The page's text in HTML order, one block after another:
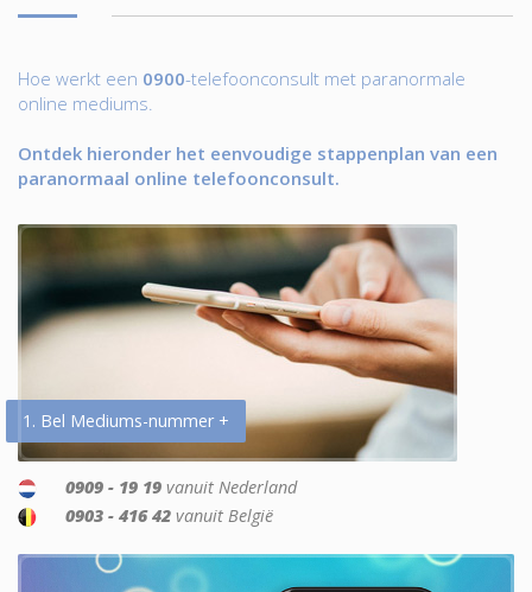
Hoe werkt een 0900-telefoonconsult met paranormale
online mediums.
Ontdek hieronder het eenvoudige stappenplan van een
paranormaal online telefoonconsult.
1. Bel Mediums-nummer +
0909 - 19 19 vanuit Nederland
0903 - 416 42 vanuit België